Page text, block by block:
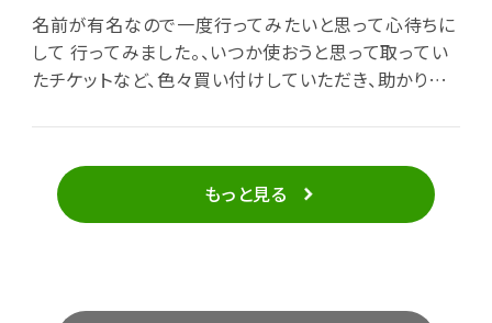
名前が有名なので一度行ってみたいと思って心待ちに
して 行ってみました。、いつか使おうと思って取ってい
たチケットなど、色々買い付けしていただき、助かりま
もっと見る